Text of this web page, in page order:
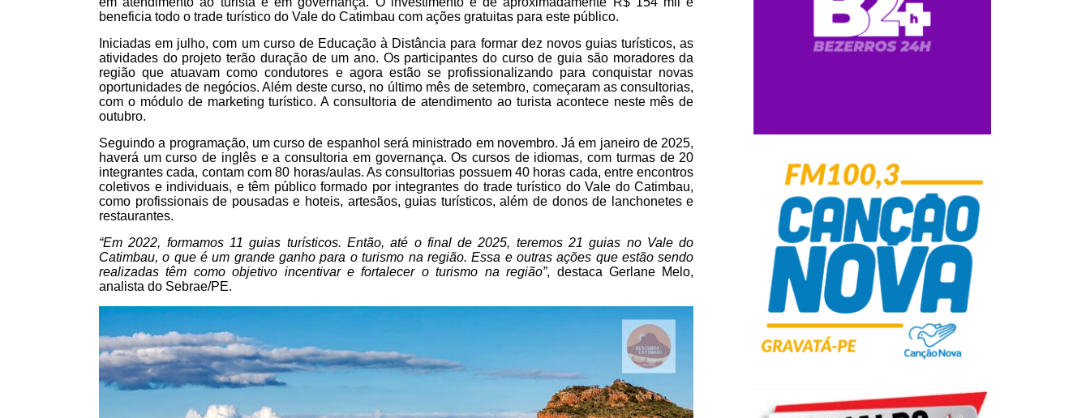
beneficia todo o trade turístico do Vale do Catimbau com ações gratuitas para este público.
Iniciadas em julho, com um curso de Educação à Distância para formar dez novos guias turísticos, as
atividades do projeto terão duração de um ano. Os participantes do curso de guia são moradores da
região que atuavam como condutores e agora estão se profissionalizando para conquistar novas
oportunidades de negócios. Além deste curso, no último mês de setembro, começaram as consultorias,
com o módulo de marketing turístico. A consultoria de atendimento ao turista acontece neste mês de
outubro.
Seguindo a programação, um curso de espanhol será ministrado em novembro. Já em janeiro de 2025,
haverá um curso de inglês e a consultoria em governança. Os cursos de idiomas, com turmas de 20
integrantes cada, contam com 80 horas/aulas. As consultorias possuem 40 horas cada, entre encontros
coletivos e individuais, e têm público formado por integrantes do trade turístico do Vale do Catimbau,
como profissionais de pousadas e hoteis, artesãos, guias turísticos, além de donos de lanchonetes e
restaurantes.
“Em 2022, formamos 11 guias turísticos. Então, até o final de 2025, teremos 21 guias no Vale do
Catimbau, o que é um grande ganho para o turismo na região. Essa e outras ações que estão sendo
realizadas têm como objetivo incentivar e fortalecer o turismo na região”, destaca Gerlane Melo,
analista do Sebrae/PE.